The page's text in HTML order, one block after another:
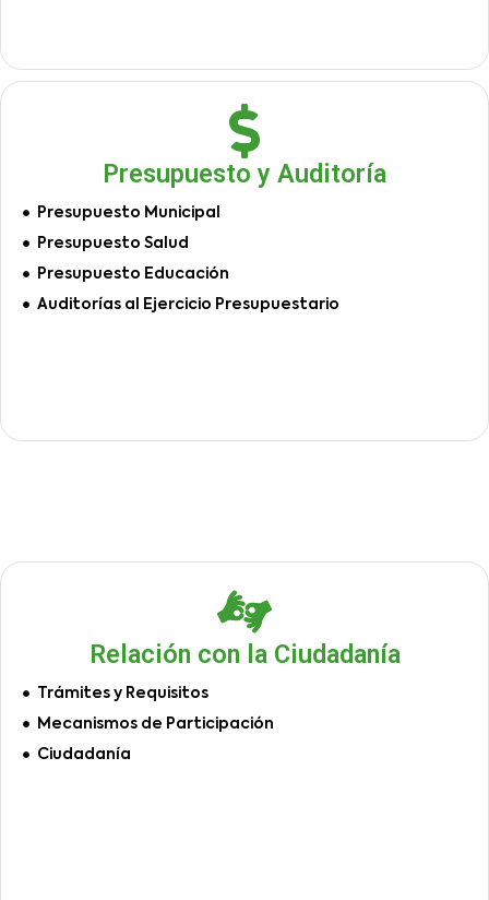
Presupuesto y Auditoría
Presupuesto Municipal
Presupuesto Salud
Presupuesto Educación
Auditorías al Ejercicio Presupuestario
Relación con la Ciudadanía
Trámites y Requisitos
Mecanismos de Participación
Ciudadanía